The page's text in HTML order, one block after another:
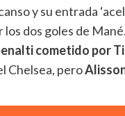
y su entrada
dos goles de Mané.
cometido por
Chelsea, pero